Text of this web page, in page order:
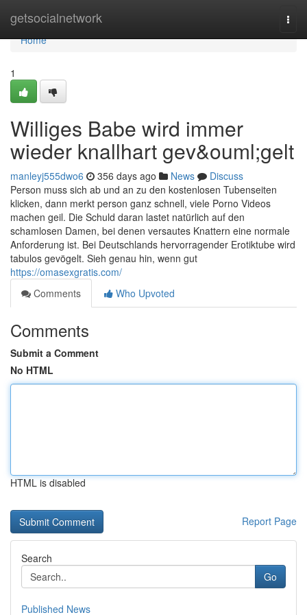
getsocialnetwork
Home
Home
1
Williges Babe wird immer
wieder knallhart gev&ouml;gelt
manleyj555dwo6 356 days ago News
Discuss
Person muss sich ab und an zu den kostenlosen Tubenseiten
klicken, dann merkt person ganz schnell, viele Porno Videos
machen geil. Die Schuld daran lastet natürlich auf den
schamlosen Damen, bei denen versautes Knattern eine normale
Anforderung ist. Bei Deutschlands hervorragender Erotiktube wird
tabulos gevögelt. Sieh genau hin, wenn gut
https://omasexgratis.com/
Comments
Who Upvoted
Comments
Submit a Comment
No HTML
HTML is disabled
Report Page
Search
Go
Published News